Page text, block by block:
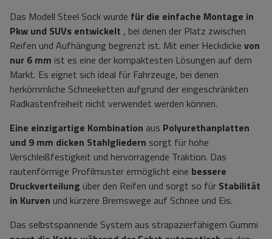
Das Modell Steel Sock wurde für die einfache Montage in
Pkw und SUVs entwickelt , bei denen der Platz zwischen
Reifen und Aufhängung begrenzt ist. Mit einer Heckdicke von
nur 6 mm ist es eine der kompaktesten Lösungen auf dem
Markt. Es eignet sich ideal für Fahrzeuge, bei denen
herkömmliche Schneeketten aufgrund der eingeschränkten
Radkastenfreiheit nicht verwendet werden können.
Eine einzigartige Kombination aus Polyurethanplatten
und 9 mm dicken Stahlgliedern sorgt für hohe
Verschleißfestigkeit und hervorragende Traktion. Das
rautenförmige Profilmuster ermöglicht eine bessere
Druckverteilung über den Reifen und sorgt so für Stabilität
in Kurven und kürzere Bremswege auf Schnee und Eis.
Das selbstspannende System aus strapazierfähigem Gummi